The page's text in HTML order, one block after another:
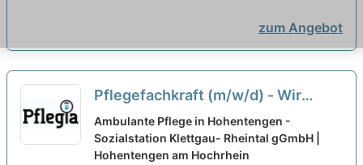
zum Angebot
Pflegefachkraft (m/w/d) - Wir
sorgen für top
Arbeitsbedingungen! neu
Ambulante Pflege in Hohentengen -
Sozialstation Klettgau- Rheintal gGmbH |
Hohentengen am Hochrhein